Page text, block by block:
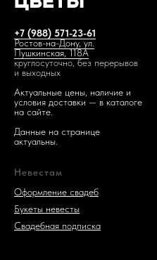
+7 (988) 571-23-61
Ростов-на-Дону, ул.
Пушкинская, 118А
круглосуточно, без перерывов
и выходных
Актуальные цены, наличие и
условия доставки — в каталоге
на сайте.
Данные на странице
актуальны.
Невестам
Оформление свадеб
Букеты невесты
Свадебная подписка